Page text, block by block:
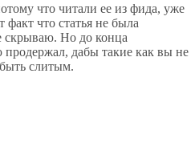
что читали ее из фида, уже
факт что статья не была
скрываю. Но до конца
продержал, дабы такие как вы не
слитым.